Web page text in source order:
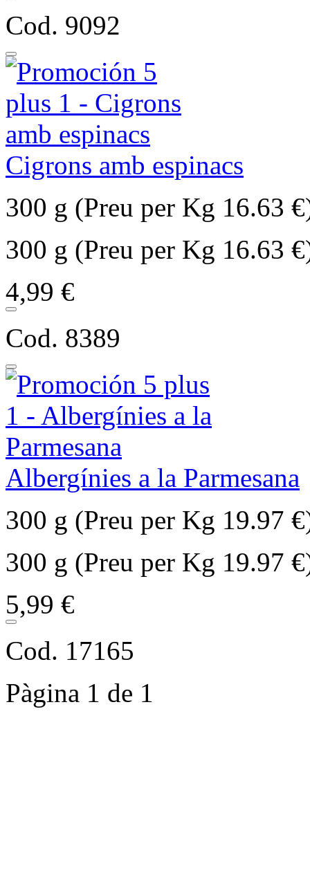
Cod. 9092
Cigrons amb espinacs
300 g (Preu per Kg 16.63
300 g (Preu per Kg 16.63
4,99 €
Cod. 8389
Albergínies a la Parmesana
300 g (Preu per Kg 19.97
300 g (Preu per Kg 19.97
5,99 €
Cod. 17165
Pàgina 1 de 1